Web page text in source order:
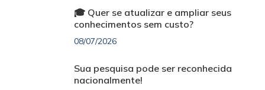
🎓 Quer se atualizar e ampliar seus
conhecimentos sem custo?
08/07/2026
Sua pesquisa pode ser reconhecida
nacionalmente!